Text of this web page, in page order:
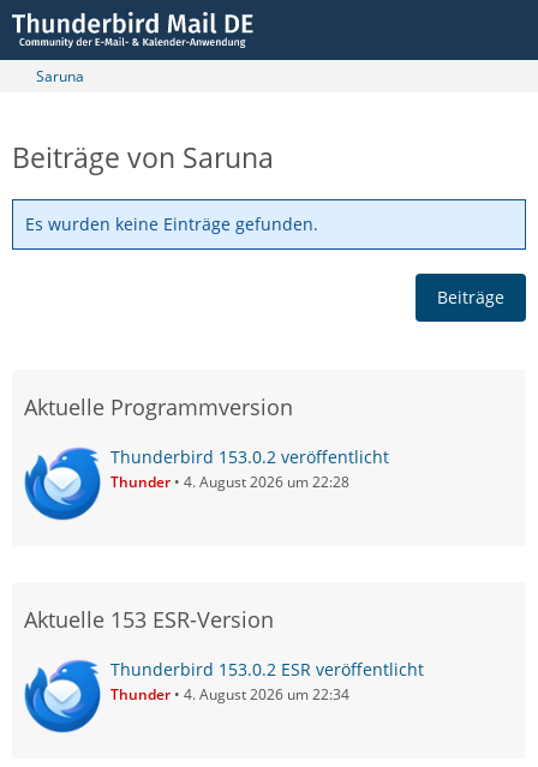
Saruna
Beiträge von Saruna
Es wurden keine Einträge gefunden.
Beiträge
Aktuelle Programmversion
Thunderbird 153.0.2 veröffentlicht
Thunder 4. August 2026 um 22:28
Aktuelle 153 ESR-Version
Thunderbird 153.0.2 ESR veröffentlicht
Thunder 4. August 2026 um 22:34